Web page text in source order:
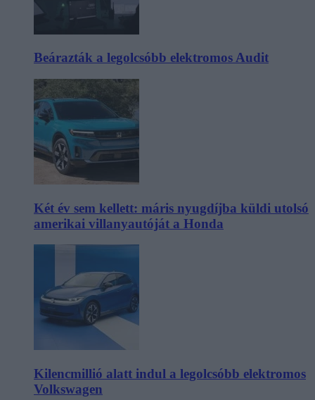
Beárazták a legolcsóbb elektromos Audit
Két év sem kellett: máris nyugdíjba küldi utolsó
amerikai villanyautóját a Honda
Kilencmillió alatt indul a legolcsóbb elektromos
Volkswagen